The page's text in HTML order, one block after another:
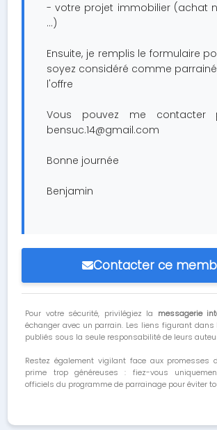
- votre projet immobilier (achat
...)
Ensuite, je remplis le formulaire
soyez considéré comme
l'offre
Vous pouvez me
bensuc.14@gmail.com
Bonne journée
Benjamin
Contacter ce
Pour votre sécurité, privilégiez la messagerie
échanger avec un parrain. Les liens figurant
publiés sous la seule responsabilité de leurs
Restez également vigilant face aux promesses
prime trop généreuses : fiez-vous
officiels du programme de parrainage pour éviter